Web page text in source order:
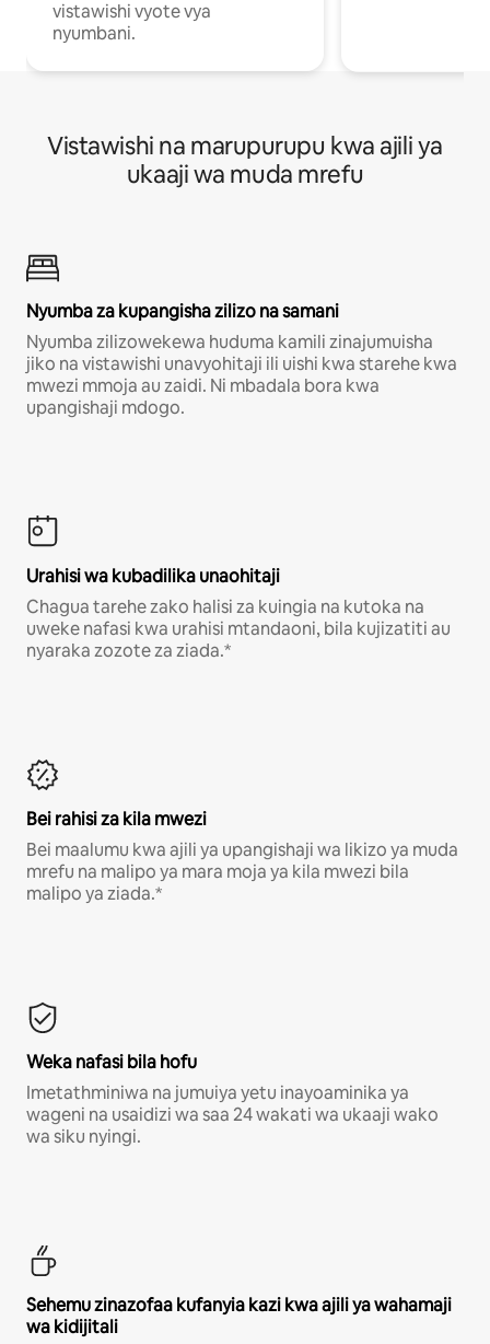
vistawishi vyote vya
nyumbani.
Vistawishi na marupurupu kwa ajili ya
ukaaji wa muda mrefu
Nyumba za kupangisha zilizo na samani
Nyumba zilizowekewa huduma kamili zinajumuisha
jiko na vistawishi unavyohitaji ili uishi kwa starehe kwa
mwezi mmoja au zaidi. Ni mbadala bora kwa
upangishaji mdogo.
Urahisi wa kubadilika unaohitaji
Chagua tarehe zako halisi za kuingia na kutoka na
uweke nafasi kwa urahisi mtandaoni, bila kujizatiti au
nyaraka zozote za ziada.*
Bei rahisi za kila mwezi
Bei maalumu kwa ajili ya upangishaji wa likizo ya muda
mrefu na malipo ya mara moja ya kila mwezi bila
malipo ya ziada.*
Weka nafasi bila hofu
Imetathminiwa na jumuiya yetu inayoaminika ya
wageni na usaidizi wa saa 24 wakati wa ukaaji wako
wa siku nyingi.
Sehemu zinazofaa kufanyia kazi kwa ajili ya wahamaji
wa kidijitali